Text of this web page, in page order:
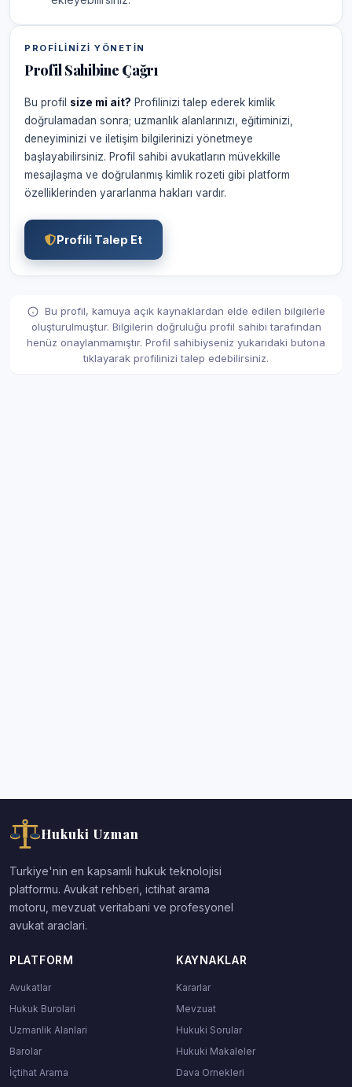
PROFILINIZI YÖNETIN
Profil Sahibine Çağrı
Bu profil size mi ait? Profilinizi talep ederek kimlik
doğrulamadan sonra; uzmanlık alanlarınızı, eğitiminizi,
deneyiminizi ve iletişim bilgilerinizi yönetmeye
başlayabilirsiniz. Profil sahibi avukatların müvekkille
mesajlaşma ve doğrulanmış kimlik rozeti gibi platform
özelliklerinden yararlanma hakları vardır.
Profili Talep Et
Bu profil, kamuya açık kaynaklardan elde edilen bilgilerle
oluşturulmuştur. Bilgilerin doğruluğu profil sahibi tarafından
henüz onaylanmamıştır. Profil sahibiyseniz yukarıdaki butona
tıklayarak profilinizi talep edebilirsiniz.
Hukuki Uzman
Turkiye'nin en kapsamli hukuk teknolojisi
platformu. Avukat rehberi, ictihat arama
motoru, mevzuat veritabani ve profesyonel
avukat araclari.
PLATFORM
Avukatlar
Hukuk Burolari
Uzmanlik Alanlari
Barolar
İçtihat Arama
KAYNAKLAR
Kararlar
Mevzuat
Hukuki Sorular
Hukuki Makaleler
Dava Ornekleri